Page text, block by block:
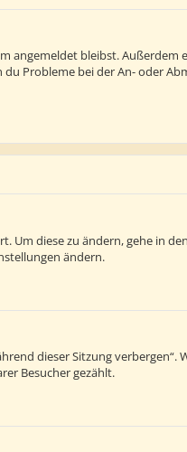
angemeldet bleibst.
Probleme bei der An- oder
diese zu ändern, gehe in
ändern.
dieser Sitzung
Besucher gezählt.